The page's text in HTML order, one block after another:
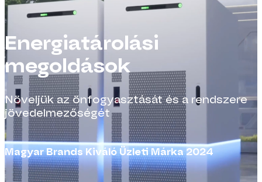
Energiatárolási
megoldások
Növeljük az önfogyasztását és a rendszere
jövedelmezőségét
Magyar Brands Kiváló Üzleti Márka 2024